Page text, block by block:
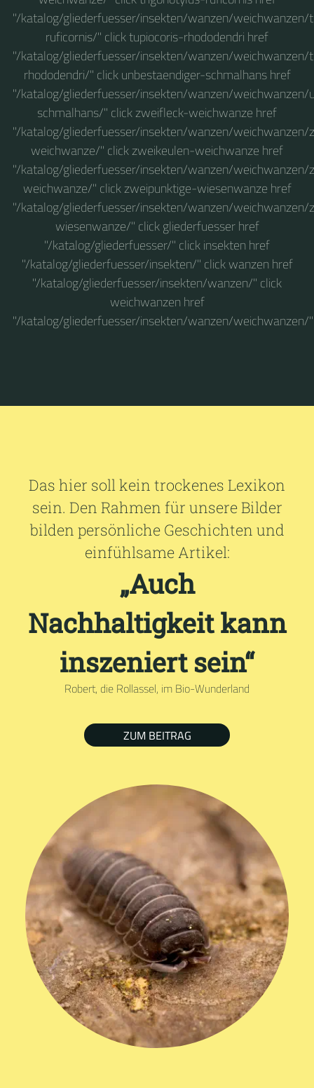
"/katalog/gliederfuesser/insekten/wanzen/
ruficornis/" click tupiocoris-rhododendri href
"/katalog/gliederfuesser/insekten/wanzen/weichwanzen/
rhododendri/" click unbestaendiger-schmalhans href
"/katalog/gliederfuesser/insekten/wanzen/weichwanzen/
schmalhans/" click zweifleck-weichwanze href
"/katalog/gliederfuesser/insekten/wanzen/
weichwanze/" click zweikeulen-weichwanze href
"/katalog/gliederfuesser/insekten/wanzen/weichwanzen/
weichwanze/" click zweipunktige-wiesenwanze href
"/katalog/gliederfuesser/insekten/wanzen/weichwanzen/
wiesenwanze/" click gliederfuesser href
"/katalog/gliederfuesser/" click insekten href
"/katalog/gliederfuesser/insekten/" click wanzen href
"/katalog/gliederfuesser/insekten/wanzen/" click
weichwanzen href
"/katalog/gliederfuesser/insekten/wanzen/weichwanzen/"
Das hier soll kein trockenes Lexikon
sein. Den Rahmen für unsere Bilder
bilden persönliche Geschichten und
einfühlsame Artikel:
„Auch
Nachhaltigkeit kann
inszeniert sein“
Robert, die Rollassel, im Bio-Wunderland
ZUM BEITRAG